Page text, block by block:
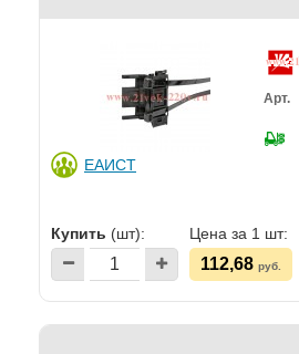
ЕАИСТ
Арт.
Купить (шт): Цена за 1 шт:
112,68 руб.